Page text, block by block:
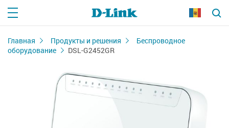
Главная Продукты и решения
Беспроводное
оборудование
DSL-G2452GR